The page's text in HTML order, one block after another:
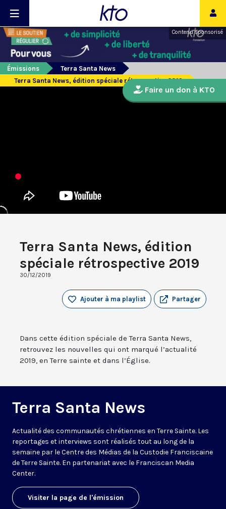
Contenu sponsorisé
Émissions
Terra Santa News
Terra Santa News, édition spéciale rétrospective 2019
Terra Santa News, édition
spéciale rétrospective 2019
30/12/2019
Partager
Ajouter à ma playlist
Dans cette édition spéciale de Terra Santa News,
retrouvez les nouvelles qui ont marqué l’actualité
2019, en Terre sainte et dans l’Église.
Terra Santa News
Actualité des communautés chrétiennes en Terre Sainte. Les
reportages et interviews sont réalisés tout au long de la
semaine par le Centre des Médias de la Custodie Franciscaine
de Terre Sainte. En partenariat avec le Franciscan Media
Center.
Visiter la page de l'émission
Faire un don à KTO